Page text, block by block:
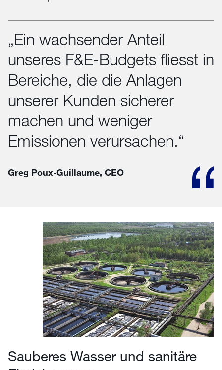
„Ein wachsender Anteil
unseres F&E-Budgets fliesst in
Bereiche, die die Anlagen
unserer Kunden sicherer
machen und weniger
Emissionen verursachen.“
Greg Poux-Guillaume, CEO
Sauberes Wasser und sanitäre